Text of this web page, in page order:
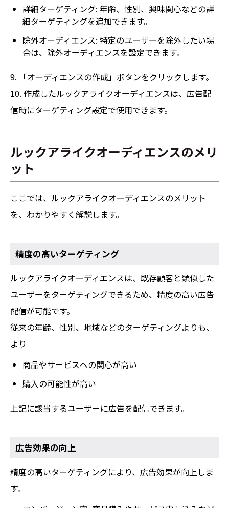
詳細ターゲティング: 年齢、性別、興味関心などの詳
細ターゲティングを追加できます。
除外オーディエンス: 特定のユーザーを除外したい場
合は、除外オーディエンスを設定できます。
9. 「オーディエンスの作成」ボタンをクリックします。
10. 作成したルックアライクオーディエンスは、広告配
信時にターゲティング設定で使用できます。
ルックアライクオーディエンスのメリ
ット
ここでは、ルックアライクオーディエンスのメリット
を、わかりやすく解説します。
精度の高いターゲティング
ルックアライクオーディエンスは、既存顧客と類似した
ユーザーをターゲティングできるため、精度の高い広告
配信が可能です。
従来の年齢、性別、地域などのターゲティングよりも、
より
商品やサービスへの関心が高い
購入の可能性が高い
上記に該当するユーザーに広告を配信できます。
広告効果の向上
精度の高いターゲティングにより、広告効果が向上しま
す。